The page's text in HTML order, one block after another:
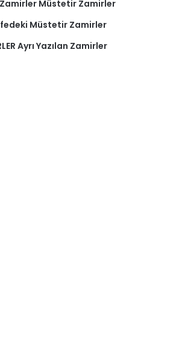
Müstetir Zamirler
Müstetir Zamirler
Ayrı Yazılan Zamirler